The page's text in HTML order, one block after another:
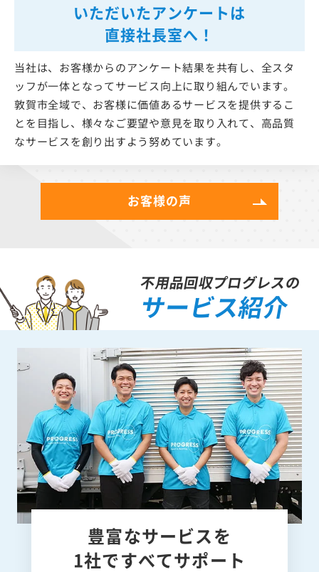
いただいたアンケートは
直接社長室へ！
当社は、お客様からのアンケート結果を共有し、全スタ
ッフが一体となってサービス向上に取り組んでいます。
敦賀市全域で、お客様に価値あるサービスを提供するこ
とを目指し、様々なご要望や意見を取り入れて、高品質
なサービスを創り出すよう努めています。
お客様の声
不用品回収プログレスの
サービス紹介
豊富なサービスを
1社ですべてサポート